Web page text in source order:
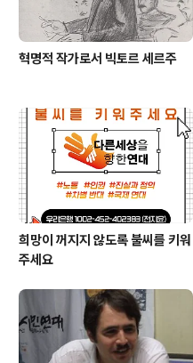
혁명적 작가로서 빅토르 세르주
희망이 꺼지지 않도록 불씨를 키워
주세요